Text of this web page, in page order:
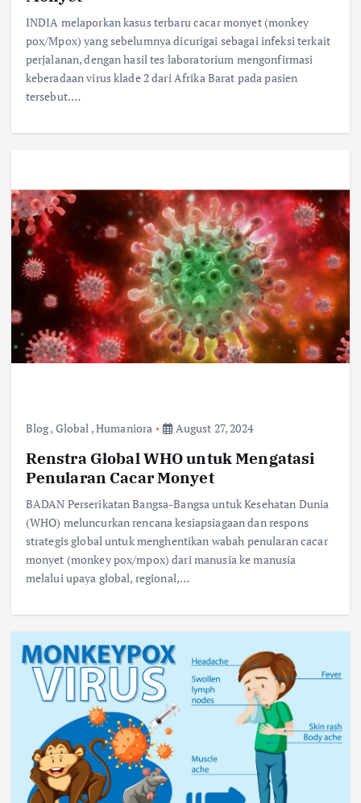
INDIA melaporkan kasus terbaru cacar monyet (monkey
pox/Mpox) yang sebelumnya dicurigai sebagai infeksi terkait
perjalanan, dengan hasil tes laboratorium mengonfirmasi
keberadaan virus klade 2 dari Afrika Barat pada pasien
tersebut.…
Blog, Global ,Humaniora August 27, 2024
Renstra Global WHO untuk Mengatasi
Penularan Cacar Monyet
BADAN Perserikatan Bangsa-Bangsa untuk Kesehatan Dunia
(WHO) meluncurkan rencana kesiapsiagaan dan respons
strategis global untuk menghentikan wabah penularan cacar
monyet (monkey pox/mpox) dari manusia ke manusia
melalui upaya global, regional,…